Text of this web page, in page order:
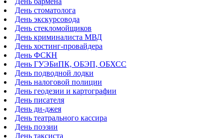
День стоматолога
День экскурсовода
День стекломойщиков
День криминалиста МВД
День хостинг-провайдера
День ФСКН
День ГУЭБиПК, ОБЭП, ОБХСС
День подводной лодки
День налоговой полиции
День геодезии и картографии
День писателя
День ди-джея
День театрального кассира
День поэзии
День таксиста